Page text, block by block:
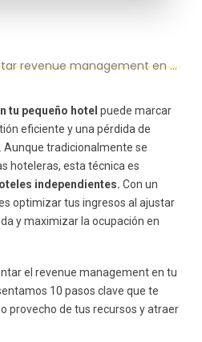
en tiempo real
management en tu pequeño hotel
tu pequeño hotel puede marcar
eficiente y una pérdida de
Aunque tradicionalmente se
hoteleras, esta técnica es
independientes. Con un
optimizar tus ingresos al ajustar
y maximizar la ocupación en
el revenue management en tu
10 pasos clave que te
provecho de tus recursos y atraer